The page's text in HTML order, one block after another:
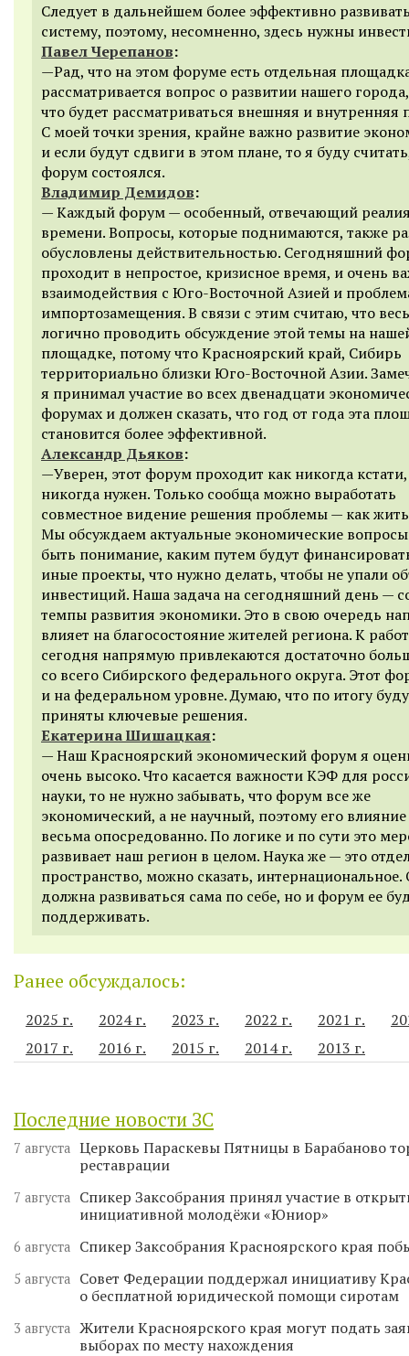
Следует в дальнейшем более эффективно
систему, поэтому, несомненно, здесь нужны
Павел Черепанов:
—Рад, что на этом форуме есть отдельная
рассматривается вопрос о развитии нашего
что будет рассматриваться внешняя и внутренняя
С моей точки зрения, крайне важно развитие
и если будут сдвиги в этом плане, то я буду
форум состоялся.
Владимир Демидов:
— Каждый форум — особенный, отвечающий
времени. Вопросы, которые поднимаются, также
обусловлены действительностью. Сегодняшний
проходит в непростое, кризисное время, и очень
взаимодействия с Юго-Восточной Азией и
импортозамещения. В связи с этим считаю, что
логично проводить обсуждение этой темы на
площадке, потому что Красноярский край, Сибирь
территориально близки Юго-Восточной Азии.
я принимал участие во всех двенадцати
форумах и должен сказать, что год от года эта
становится более эффективной.
Александр Дьяков:
—Уверен, этот форум проходит как никогда
никогда нужен. Только сообща можно выработать
совместное видение решения проблемы — как
Мы обсуждаем актуальные экономические
быть понимание, каким путем будут
иные проекты, что нужно делать, чтобы не упали
инвестиций. Наша задача на сегодняшний день —
темпы развития экономики. Это в свою очередь
влияет на благосостояние жителей региона. К
сегодня напрямую привлекаются достаточно
со всего Сибирского федерального округа. Этот
и на федеральном уровне. Думаю, что по итогу
приняты ключевые решения.
Екатерина Шишацкая:
— Наш Красноярский экономический форум я
очень высоко. Что касается важности КЭФ для
науки, то не нужно забывать, что форум все же
экономический, а не научный, поэтому его влияние
весьма опосредованно. По логике и по сути это
развивает наш регион в целом. Наука же — это
пространство, можно сказать, интернациональное.
должна развиваться сама по себе, но и форум ее
поддерживать.
Ранее обсуждалось:
2025 г. 2024 г. 2023 г. 2022 г. 2021 г.
2017 г.
2016 г. 2015 г. 2014 г. 2013 г.
Последние новости ЗС
7 августа Церковь Параскевы Пятницы в Барабаново
реставрации
7 августа
Спикер Заксобрания принял участие в
инициативной молодёжи «Юниор»
6 августа Спикер Заксобрания Красноярского края
5 августа
Совет Федерации поддержал инициативу
о бесплатной юридической помощи сиротам
3 августа Жители Красноярского края могут подать
выборах по месту нахождения